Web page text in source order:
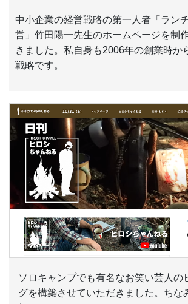
中小企業の経営戦略の第一人者「ラン
営」竹田陽一先生のホームページを制
きました。私自身も2006年の創業時か
戦略です。
ソロキャンプでも有名なお笑い芸人の
グを構築させていただきました。ちな